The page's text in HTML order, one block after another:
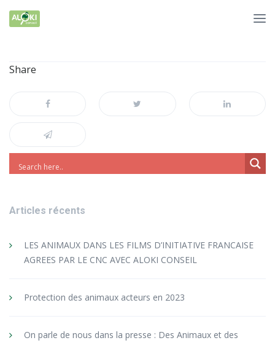
Share
Articles récents
LES ANIMAUX DANS LES FILMS D’INITIATIVE FRANCAISE
AGREES PAR LE CNC AVEC ALOKI CONSEIL
Protection des animaux acteurs en 2023
On parle de nous dans la presse : Des Animaux et des